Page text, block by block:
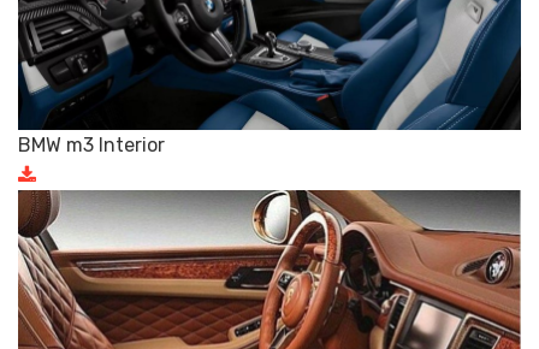
BMW m3 Interior